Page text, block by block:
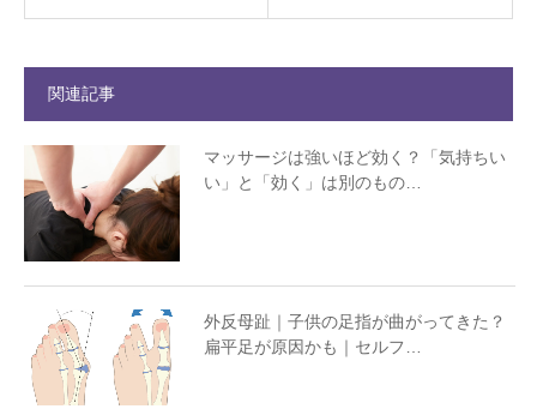
関連記事
マッサージは強いほど効く？「気持ちい
い」と「効く」は別のもの…
外反母趾｜子供の足指が曲がってきた？
扁平足が原因かも｜セルフ…